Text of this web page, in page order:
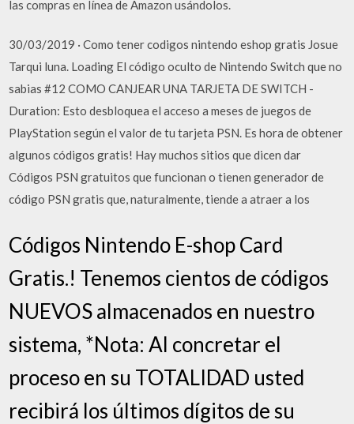
las compras en línea de Amazon usándolos.
30/03/2019 · Como tener codigos nintendo eshop gratis Josue
Tarqui luna. Loading El código oculto de Nintendo Switch que no
sabias #12 COMO CANJEAR UNA TARJETA DE SWITCH -
Duration: Esto desbloquea el acceso a meses de juegos de
PlayStation según el valor de tu tarjeta PSN. Es hora de obtener
algunos códigos gratis! Hay muchos sitios que dicen dar
Códigos PSN gratuitos que funcionan o tienen generador de
código PSN gratis que, naturalmente, tiende a atraer a los
Códigos Nintendo E-shop Card
Gratis.! Tenemos cientos de códigos
NUEVOS almacenados en nuestro
sistema, *Nota: Al concretar el
proceso en su TOTALIDAD usted
recibirá los últimos dígitos de su